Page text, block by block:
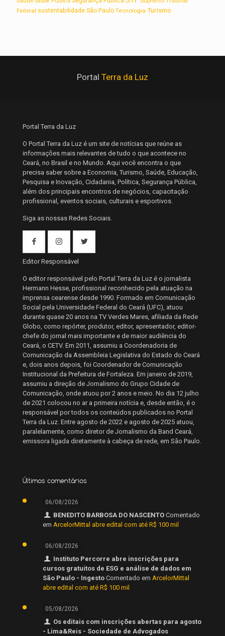
Federal sustentabilidade São Paulo Tecnologia Turismo
Portal Terra da Luz
Portal Terra da Luz
O Portal Terra da Luz é um site de notícias que reúne as
informações mais relevantes de tudo o que acontece no
Ceará, no Brasil e no Mundo. Aqui você encontra o que
precisa saber sobre a Economia, Turismo, Saúde, Educação,
Pesquisa e Inovação, Cidadania, Política, Segurança Pública,
além dos principais encontros de negócios, capacitação
profissional, eventos sociais, culturais e esportivos.
Siga as nossas Redes Sociais.
Editor Responsável
O editor responsável pelo Portal Terra da Luz é o jornalista
Hermann Hesse, profissional reconhecido pela atuação na
imprensa cearense desde 1990. Formado em Comunicação
Social pela Universidade Federal do Ceará (UFC), atuou
durante quase 20 anos na TV Verdes Mares, afiliada da Rede
Globo, como repórter, produtor, editor, apresentador, editor-
chefe do jornal mais importante e de maior audiência do
Ceará, o CETV. Em 2011, assumiu a Coordenadoria de
Comunicação da Assembleia Legislativa do Estado do Ceará
e, dois anos depois, foi Coordenador de Comunicação
Institucional da Prefeitura de Fortaleza. Em janeiro de 2019,
assumiu a direção de Jornalismo do Grupo Cidade de
Comunicação, onde atuou por 2 anos e meio. No dia 12 julho
de 2021 colocou no ar a primeira notícia e, desde então, é o
responsável por todos os conteúdos publicados no Portal
Terra da Luz. Entre agosto de 2022 e agosto de 2025 atuou,
paralelamente, como diretor de Jornalismo da Band Ceará,
emissora ligada diretamente à cabeça de rede, em São Paulo.
Últimos comentários
06/08/2026
BENEDITO BARBOSA DO NASCENTO Comentado
em ArcelorMittal abre edital com até R$ 100 mil
06/08/2026
Instituto Percorre abre inscrições para
cursos gratuitos de ESG e análise de dados em
São Paulo - Ingesto Comentado em ArcelorMittal
abre edital com até R$ 100 mil
05/08/2026
Os editais com inscrições abertas para agosto
- Lima&Reis - Sociedade de Advogados